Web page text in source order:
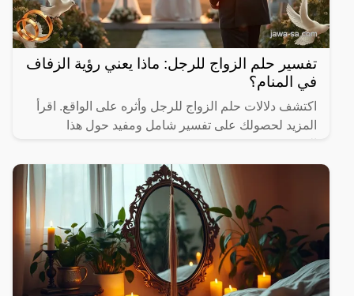
تفسير حلم الزواج للرجل: ماذا يعني رؤية الزفاف
في المنام؟
اكتشف دلالات حلم الزواج للرجل وأثره على الواقع. اقرأ
المزيد لحصولك على تفسير شامل ومفيد حول هذا